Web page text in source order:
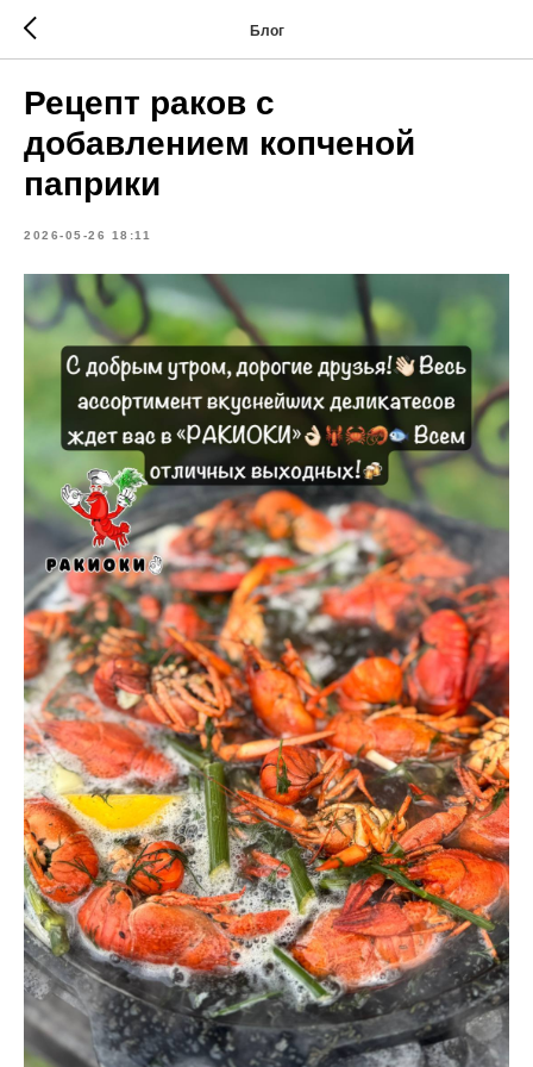
Блог
Рецепт раков с
добавлением копченой
паприки
2026-05-26 18:11